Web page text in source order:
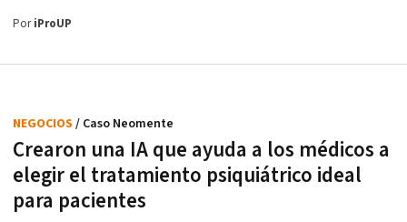
PoriProUP
Crearon una IA que ayuda a los médicos a
elegir el tratamiento psiquiátrico ideal
para pacientes
NEGOCIOS / Caso Neomente